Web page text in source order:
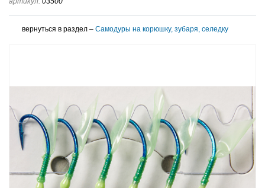
вернуться в раздел – Самодуры на корюшку, зубаря, селедку